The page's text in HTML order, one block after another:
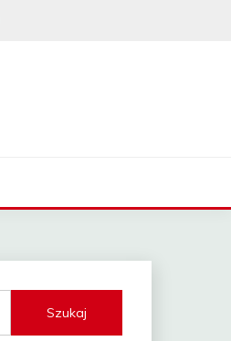
Szukaj